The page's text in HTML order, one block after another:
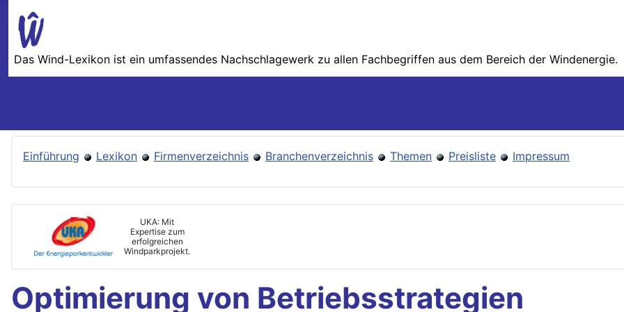
Das Wind-Lexikon ist ein umfassendes Nachschlage­werk zu allen Fachbegriffen aus dem Bereich der Wind­energie.
Einführung Lexikon Firmenverzeichnis Branchenverzeichnis Themen Preisliste Impressum
UKA: Mit
Expertise zum
erfolgreichen
Windparkprojekt.
Optimierung von Betriebsstrategien